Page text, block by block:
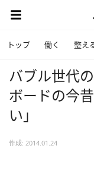
トップ 働く 整え
バブル世代
ボードの今
い」
作成: 2014.01.24